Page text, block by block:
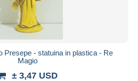
Presepe - statuina in plastica - Re
Magio
± 3,47 USD